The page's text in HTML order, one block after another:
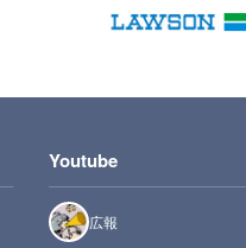
Youtube
広報